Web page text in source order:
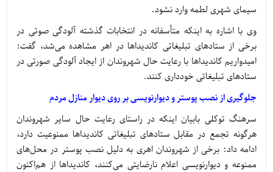
سیمای شهری لطمه وارد نشود.
وی با اشاره به اینکه متأسفانه در انتخابات گذشته آلودگی صوتی در
برخی از ستادهای تبلیغاتی کاندیداها در اهر مشاهده می‌شد، گفت:
امیدواریم کاندیداها با رعایت حال شهروندان از ایجاد آلودگی صورتی در
ستادهای تبلیغاتی خودداری کنند.
جلوگیری از نصب پوستر و دیوارنویسی بر روی دیوار منازل مردم
سرهنگ توکلی بابیان اینکه در راستای رعایت حال سایر شهروندان
هرگونه تجمع در مقابل ستادهای تبلیغاتی کاندیداها ممنوعیت دارد،
ادامه داد: برخی از شهروندان اهری به دلیل نصب پوستر در محل‌های
ممنوعه و دیوارنویسی اعلام نارضایتی می‌کنند، کاندیداها از هم‌اکنون